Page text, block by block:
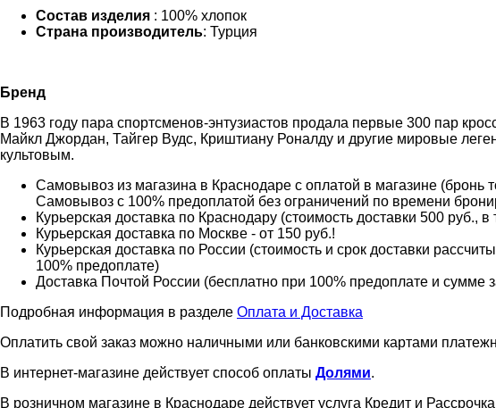
Состав изделия : 100% хлопок
Страна производитель: Турция
Бренд
В 1963 году пара спортсменов-энтузиастов продала первые 300 пар
Майкл Джордан, Тайгер Вудс, Криштиану Роналду и другие мировые
культовым.
Самовывоз из магазина в Краснодаре с оплатой в магазине (бронь
Самовывоз с 100% предоплатой без ограничений по времени
Курьерская доставка по Краснодару (стоимость доставки 500 руб.,
Курьерская доставка по Москве - от 150 руб.!
Курьерская доставка по России (стоимость и срок доставки
100% предоплате)
Доставка Почтой России (бесплатно при 100% предоплате и сумме
Подробная информация в разделе Оплата и Доставка
Оплатить свой заказ можно наличными или банковскими картами
В интернет-магазине действует способ оплаты Долями.
В розничном магазине в Краснодаре действует услуга Кредит и